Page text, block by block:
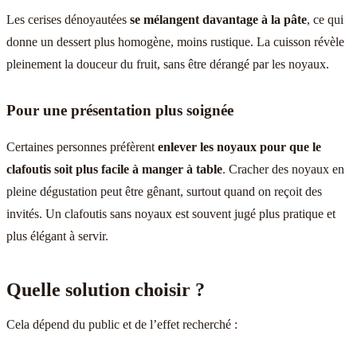
Les cerises dénoyautées se mélangent davantage à la pâte, ce qui
donne un dessert plus homogène, moins rustique. La cuisson révèle
pleinement la douceur du fruit, sans être dérangé par les noyaux.
Pour une présentation plus soignée
Certaines personnes préfèrentenlever les noyaux pour que le
clafoutis soit plus facile à manger à table. Cracher des noyaux en
pleine dégustation peut être gênant, surtout quand on reçoit des
invités. Un clafoutis sans noyaux est souvent jugé plus pratique et
plus élégant à servir.
Quelle solution choisir ?
Cela dépend du public et de l’effet recherché :